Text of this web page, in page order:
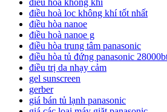
điều hòa không khí
điều hoà lọc không khí tốt nhất
điều hòa nanoe
điều hoà nanoe g
điều hòa trung tâm panasonic
điều hòa tủ đứng panasonic
điều trị da nhạy cảm
gel sunscreen
gerber
giá bán tủ lạnh panasonic